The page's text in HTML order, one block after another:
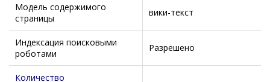
Модель содержимого
страницы
вики-текст
Индексация поисковыми
роботами
Разрешено
Количество